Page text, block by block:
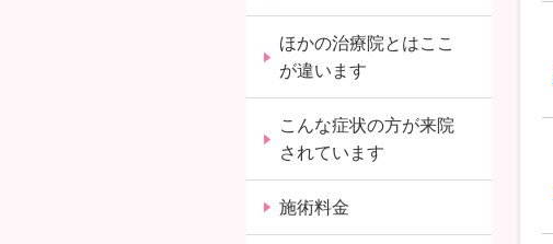
ほかの治療院とはここ
が違います
こんな症状の方が来院
されています
施術料金